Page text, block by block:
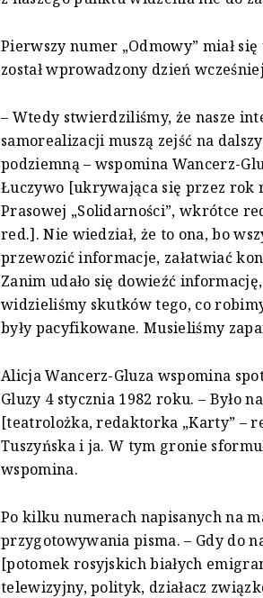
Pierwszy numer „Odmowy” miał
został wprowadzony dzień
– Wtedy stwierdziliśmy, że nasze
samorealizacji muszą zejść na
podziemną – wspomina Wancerz-
Łuczywo [ukrywająca się przez rok
Prasowej „Solidarności”, wkrótce
red.]. Nie wiedział, że to ona, bo
przewozić informacje, załatwiać
Zanim udało się dowieźć
widzieliśmy skutków tego, co
były pacyfikowane. Musieliśmy
Alicja Wancerz-Gluza wspomina
Gluzy 4 stycznia 1982 roku. – Było
[teatrolożka, redaktorka „Karty” –
Tuszyńska i ja. W tym gronie
wspomina.
Po kilku numerach napisanych na
przygotowywania pisma. – Gdy do
[potomek rosyjskich białych
telewizyjny, polityk, działacz